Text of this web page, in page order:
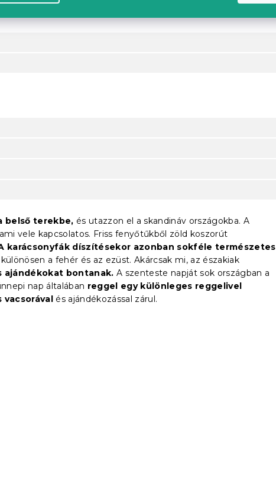
belső terekbe, és utazzon el a skandináv országokba. A
vele kapcsolatos. Friss fenyőtűkből zöld koszorút
karácsonyfák díszítésekor azonban sokféle természetes
a fehér és az ezüst. Akárcsak mi, az északiak
ajándékokat bontanak. A szenteste napját sok országban a
nap általában reggel egy különleges reggelivel
vacsorával és ajándékozással zárul.